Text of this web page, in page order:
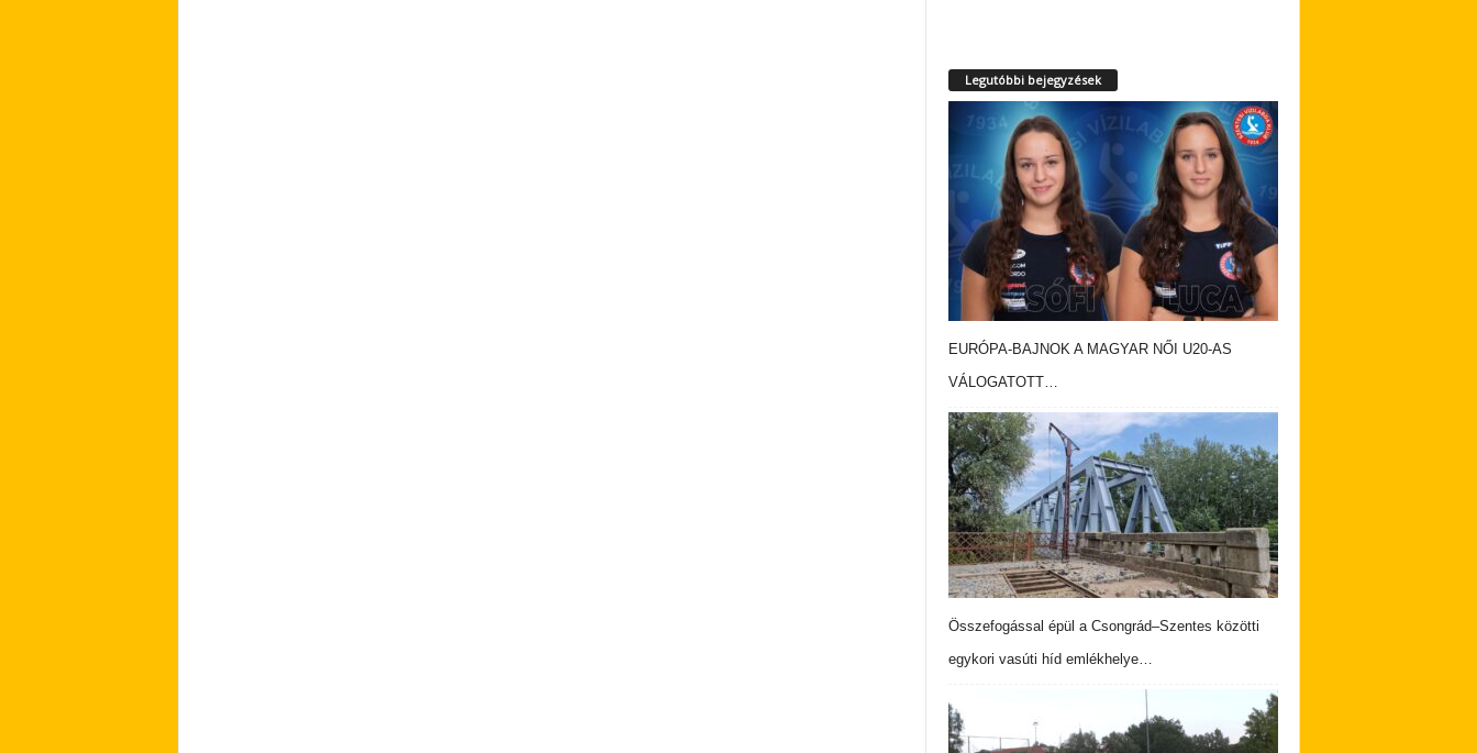
Legutóbbi bejegyzések
EURÓPA-BAJNOK A MAGYAR NŐI U20-AS
VÁLOGATOTT…
Összefogással épül a Csongrád–Szentes közötti
egykori vasúti híd emlékhelye…